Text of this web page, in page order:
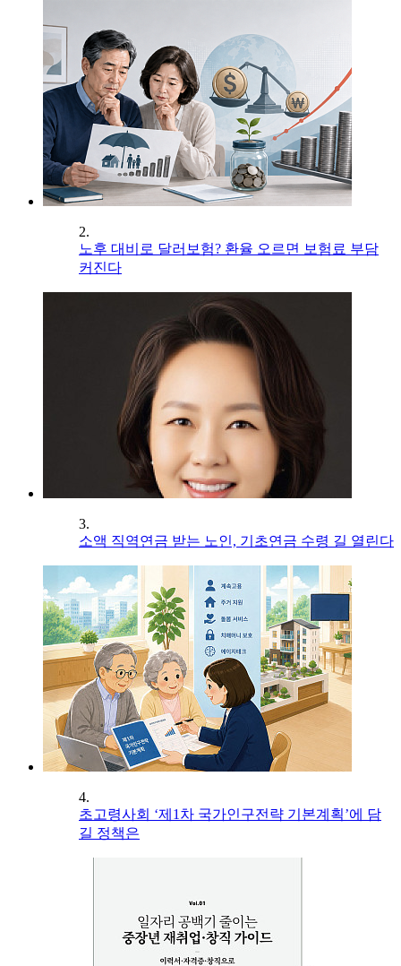
2.
노후 대비로 달러보험? 환율 오르면 보험료 부담
커진다
3.
소액 직역연금 받는 노인, 기초연금 수령 길 열린다
4.
초고령사회 ‘제1차 국가인구전략 기본계획’에 담
길 정책은